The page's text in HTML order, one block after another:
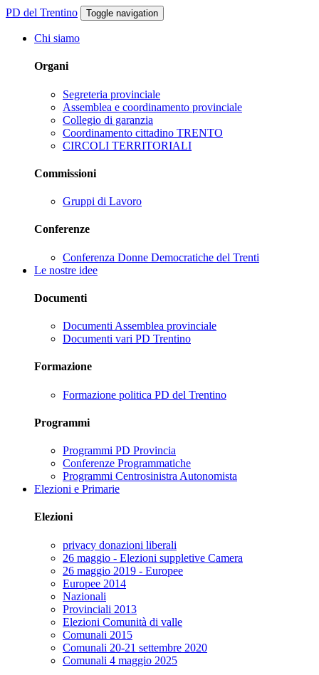
PD del Trentino Toggle navigation
Chi siamo
Organi
Segreteria provinciale
Assemblea e coordinamento provinciale
Collegio di garanzia
Coordinamento cittadino TRENTO
CIRCOLI TERRITORIALI
Commissioni
Gruppi di Lavoro
Conferenze
Conferenza Donne Democratiche del Trenti
Le nostre idee
Documenti
Documenti Assemblea provinciale
Documenti vari PD Trentino
Formazione
Formazione politica PD del Trentino
Programmi
Programmi PD Provincia
Conferenze Programmatiche
Programmi Centrosinistra Autonomista
Elezioni e Primarie
Elezioni
privacy donazioni liberali
26 maggio - Elezioni suppletive Camera
26 maggio 2019 - Europee
Europee 2014
Nazionali
Provinciali 2013
Elezioni Comunità di valle
Comunali 2015
Comunali 20-21 settembre 2020
Comunali 4 maggio 2025